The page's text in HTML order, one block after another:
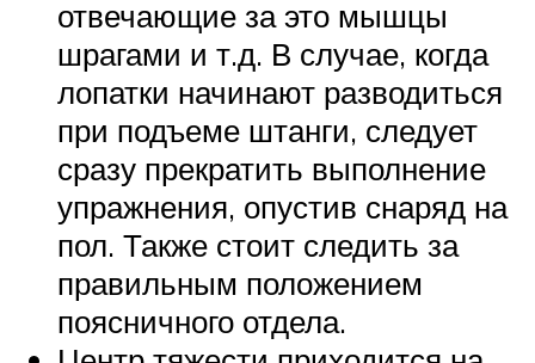
отвечающие за это мышцы
шрагами и т.д. В случае, когда
лопатки начинают разводиться
при подъеме штанги, следует
сразу прекратить выполнение
упражнения, опустив снаряд на
пол. Также стоит следить за
правильным положением
поясничного отдела.